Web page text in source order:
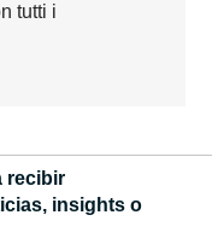
tutti i
recibir
insights o